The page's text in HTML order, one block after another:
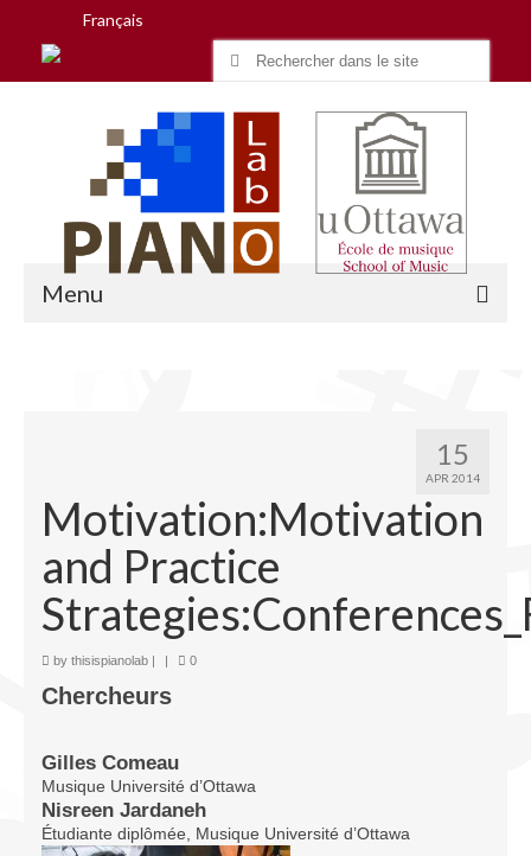
Français
Search
Menu
Équipe
Infrastructure
Programmes
Ressources
Carte du site
Donner
15
APR 2014
Motivation:Motivation
and Practice
by thisispianolab 0
Chercheurs
Gilles Comeau
Musique Université d’Ottawa
Nisreen Jardaneh
Étudiante diplômée, Musique Université d’Ottawa